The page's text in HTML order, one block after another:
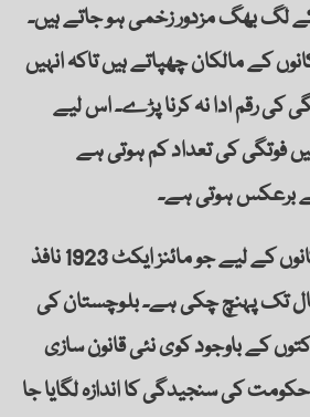
کے لگ بھگ مزدور زخمی ہو جاتے ہیں۔
کے مالکان چھپاتے ہیں تاکہ انہیں
کی رقم ادا نہ کرنا پڑے۔ اس لیے
فوتگی کی تعداد کم ہوتی ہے
برعکس ہوتی ہے۔
بلوچستان میں کوئلہ کانوں کے لیے جو مائنز ایکٹ 1923 نافذ
تک پہنچ چکی ہے۔ بلوچستان کی
کے باوجود کوی نئی قانون سازی
کی سنجیدگی کا اندازہ لگایا جا